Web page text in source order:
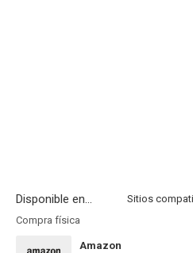
Disponible en...
Compra física
Amazon